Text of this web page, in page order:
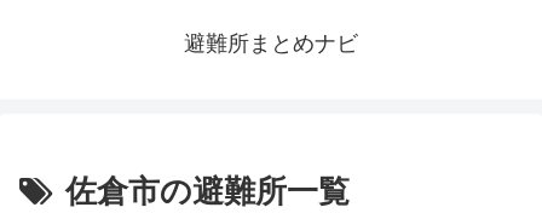
避難所まとめナビ
佐倉市の避難所一覧